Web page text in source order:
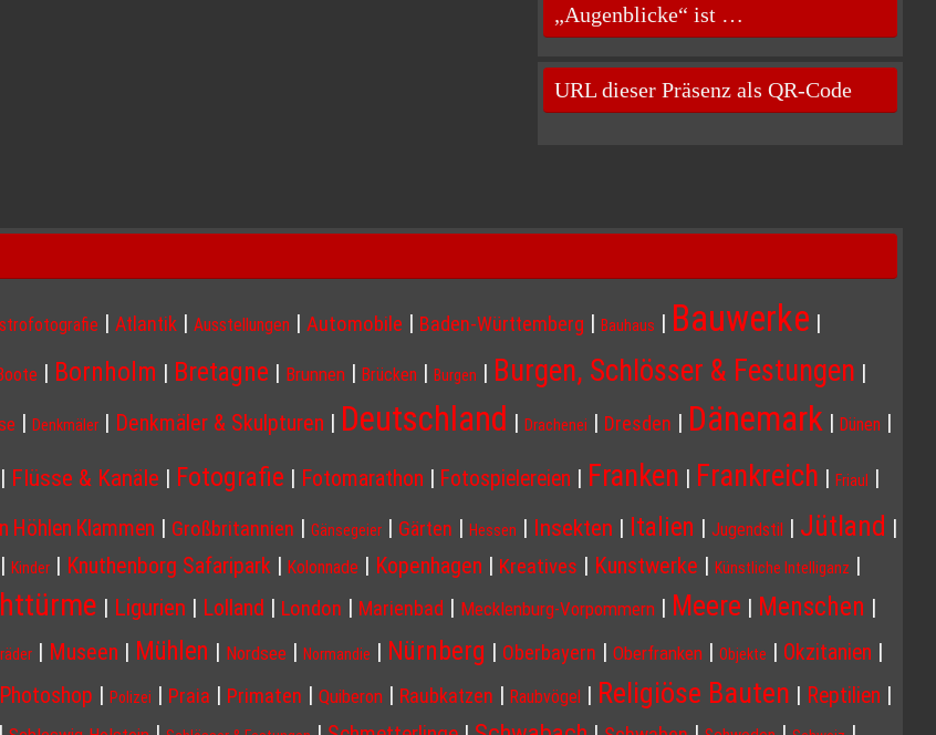
„Augenblicke“ ist …
URL dieser Präsenz als QR-Code
| Atlantik | Ausstellungen | Automobile | Baden-Württemberg | Bauhaus | Bauwerke |
| Bornholm | Bretagne | Brunnen | Brücken | Burgen | Burgen, Schlösser & Festungen |
| Denkmäler | Denkmäler & Skulpturen | Deutschland | Drachenei | Dresden | Dänemark | Dünen |
| Flüsse & Kanäle | Fotografie | Fotomarathon | Fotospielereien | Franken | Frankreich | Friaul |
Höhlen Klammen | Großbritannien | Gänsegeier | Gärten | Hessen | Insekten | Italien | Jugendstil | Jütland |
| Kinder | Knuthenborg Safaripark | Kolonnade | Kopenhagen | Kreatives | Kunstwerke | Künstliche Intelliganz |
| Ligurien | Lolland | London | Marienbad | Mecklenburg-Vorpommern | Meere | Menschen |
| Museen | Mühlen | Nordsee | Normandie | Nürnberg | Oberbayern | Oberfranken | Objekte | Okzitanien |
Photoshop | Polizei | Praia | Primaten | Quiberon | Raubkatzen | Raubvögel | Religiöse Bauten | Reptilien |